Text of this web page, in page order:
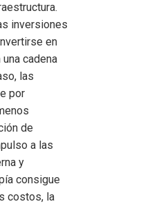
inversiones
en
cadena
las
por
de
a las
y
consigue
costos, la